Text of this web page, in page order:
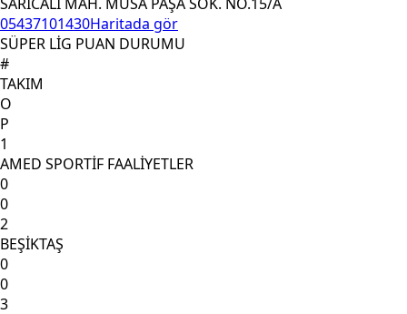
05437101430Haritada gör
SÜPER LİG PUAN DURUMU
#
TAKIM
O
P
1
AMED SPORTİF FAALİYETLER
0
0
2
BEŞİKTAŞ
0
0
3